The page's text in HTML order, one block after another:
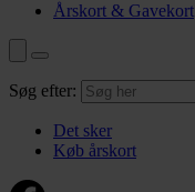
Årskort & Gavekort
Søg efter:
Det sker
Køb årskort